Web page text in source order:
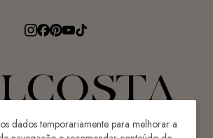
dados temporariamente para melhorar a